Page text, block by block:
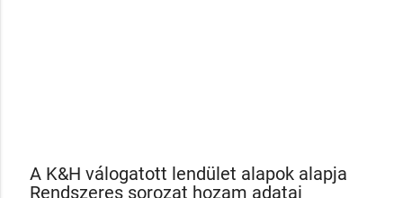
A K&H válogatott lendület alapok alapja
Rendszeres sorozat hozam adatai